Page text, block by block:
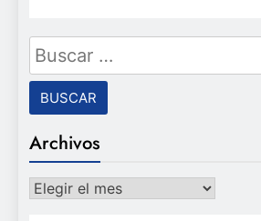
Buscar:
Archivos
Archivos